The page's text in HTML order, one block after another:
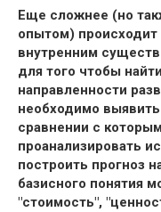
Еще сложнее (но
опытом) происходит
внутренним
для того чтобы
направленности
необходимо
сравнении с
проанализировать
построить прогноз
базисного понятия
"стоимость",